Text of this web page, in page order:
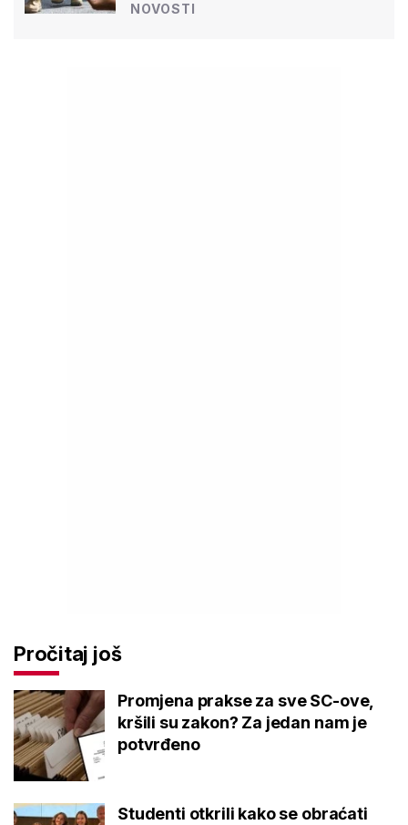
NOVOSTI
Pročitaj još
Promjena prakse za sve SC-ove,
kršili su zakon? Za jedan nam je
potvrđeno
Studenti otkrili kako se obraćati